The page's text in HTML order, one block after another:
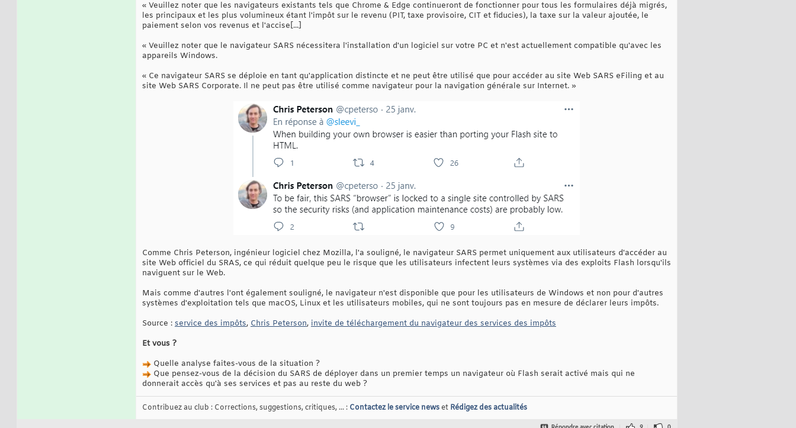
« Veuillez noter que les navigateurs existants tels que Chrome & Edge continueront de fonctionner pour tous les formulaires déjà migrés,
les principaux et les plus volumineux étant l'impôt sur le revenu (PIT, taxe provisoire, CIT et fiducies), la taxe sur la valeur ajoutée, le
paiement selon vos revenus et l'accise[...]
« Veuillez noter que le navigateur SARS nécessitera l'installation d'un logiciel sur votre PC et n'est actuellement compatible qu'avec les
appareils Windows.
« Ce navigateur SARS se déploie en tant qu'application distincte et ne peut être utilisé que pour accéder au site Web SARS eFiling et au
site Web SARS Corporate. Il ne peut pas être utilisé comme navigateur pour la navigation générale sur Internet. »
Comme Chris Peterson, ingénieur logiciel chez Mozilla, l'a souligné, le navigateur SARS permet uniquement aux utilisateurs d'accéder au
site Web officiel du SRAS, ce qui réduit quelque peu le risque que les utilisateurs infectent leurs systèmes via des exploits Flash lorsqu'ils
naviguent sur le Web.
Mais comme d'autres l'ont également souligné, le navigateur n'est disponible que pour les utilisateurs de Windows et non pour d'autres
systèmes d'exploitation tels que macOS, Linux et les utilisateurs mobiles, qui ne sont toujours pas en mesure de déclarer leurs impôts.
Source : service des impôts, Chris Peterson, invite de téléchargement du navigateur des services des impôts
Et vous ?
Quelle analyse faites-vous de la situation ?
Que pensez-vous de la décision du SARS de déployer dans un premier temps un navigateur où Flash serait activé mais qui ne
donnerait accès qu'à ses services et pas au reste du web ?
Contribuez au club : Corrections, suggestions, critiques, ... : Contactez le service newset Rédigez des actualités